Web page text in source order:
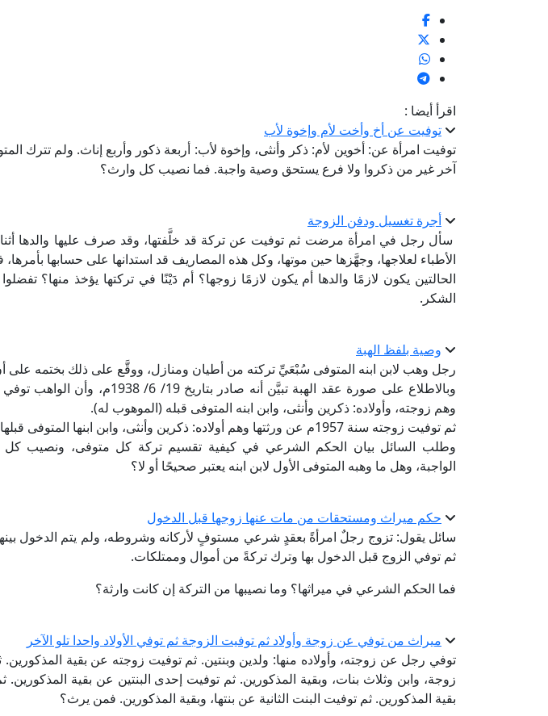
اقرأ أيضا :
توفيت عن أخ وأخت لأم وإخوة لأب
توفيت امرأة عن: أخوين لأم: ذكر وأنثى، وإخوة لأب: أربعة ذكور وأربع إناث. ولم تترك
آخر غير من ذكروا ولا فرع يستحق وصية واجبة. فما نصيب كل وارث؟
أجرة تغسيل ودفن الزوجة
سأل رجل في امرأة مرضت ثم توفيت عن تركة قد خلَّفتها، وقد صرف عليها والدها
الأطباء لعلاجها، وجهَّزها حين موتها، وكل هذه المصاريف قد استدانها على حسابها
الحالتين يكون لازمًا والدها أم يكون لازمًا زوجها؟ أم دَيْنًا في تركتها يؤخذ منها؟
الشكر.
وصية بلفظ الهبة
رجل وهب لابن ابنه المتوفى سُبْعَيِّ تركته من أطيان ومنازل، ووقَّع على ذلك بختمه على
وهم زوجته، وأولاده: ذكرين وأنثى، وابن ابنه المتوفى قبله (الموهوب له).
ثم توفيت زوجته سنة 1957م عن ورثتها وهم أولاده: ذكرين وأنثى، وابن ابنها المتوفى قبلها.
وطلب السائل بيان الحكم الشرعي في كيفية تقسيم تركة كل متوفى، ونصيب كل
الواجبة، وهل ما وهبه المتوفى الأول لابن ابنه يعتبر صحيحًا أو لا؟
حكم ميراث ومستحقات من مات عنها زوجها قبل الدخول
سائل يقول: تزوج رجلٌ امرأةً بعقدٍ شرعي مستوفٍ لأركانه وشروطه، ولم يتم الدخول
ثم توفي الزوج قبل الدخول بها وترك تركةً من أموال وممتلكات.
فما الحكم الشرعي في ميراثها؟ وما نصيبها من التركة إن كانت وارثة؟
ميراث من توفي عن زوجة وأولاد ثم توفيت الزوجة ثم توفي الأولاد واحدا تلو الآخر
توفي رجل عن زوجته، وأولاده منها: ولدين وبنتين. ثم توفيت زوجته عن بقية المذكورين.
زوجة، وابن وثلاث بنات، وبقية المذكورين. ثم توفيت إحدى البنتين عن بقية المذكورين.
بقية المذكورين. ثم توفيت البنت الثانية عن بنتها، وبقية المذكورين. فمن يرث؟